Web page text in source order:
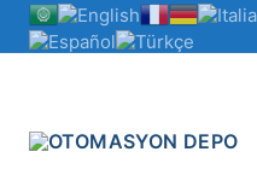
İçeriğe
atla